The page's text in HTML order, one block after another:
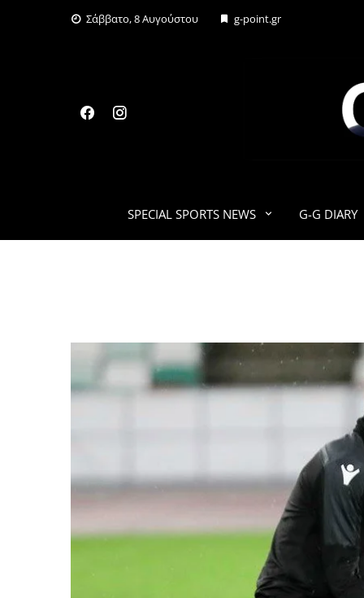
Σάββατο, 8 Αυγούστου g-point.gr
SPECIAL SPORTS NEWS G-G DIARY